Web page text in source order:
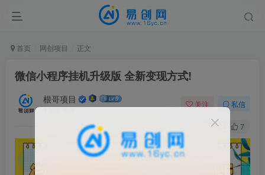
首页 网创项目 正文
微信小程序挂机升级版 全新变现方式!
根哥项目
1年前更新
关注 私信
34 7